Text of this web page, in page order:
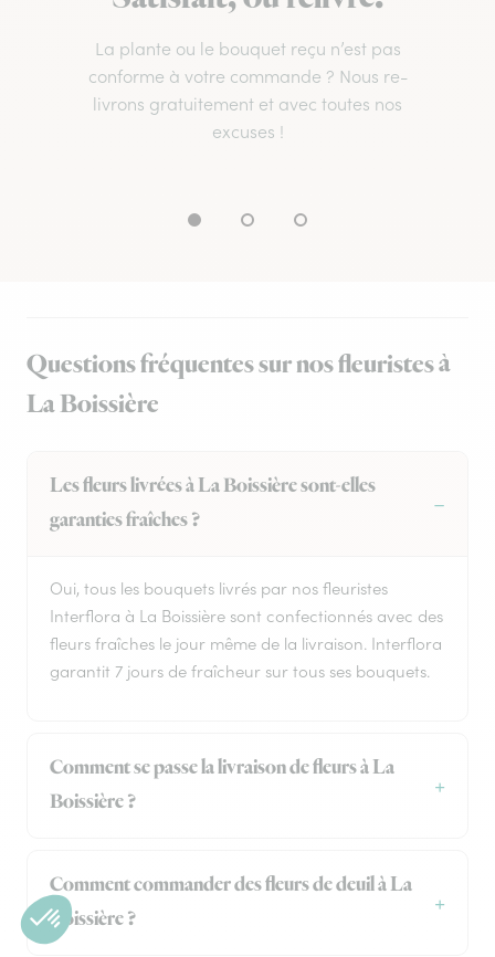
La plante ou le bouquet reçu n’est pas
conforme à votre commande ? Nous re-
livrons gratuitement et avec toutes nos
excuses !
Questions fréquentes sur nos fleuristes à
La Boissière
Les fleurs livrées à La Boissière sont-elles
garanties fraîches ?
Oui, tous les bouquets livrés par nos fleuristes
Interflora à La Boissière sont confectionnés avec des
fleurs fraîches le jour même de la livraison. Interflora
garantit 7 jours de fraîcheur sur tous ses bouquets.
Comment se passe la livraison de fleurs à La
Boissière ?
Comment commander des fleurs de deuil à La
Boissière ?